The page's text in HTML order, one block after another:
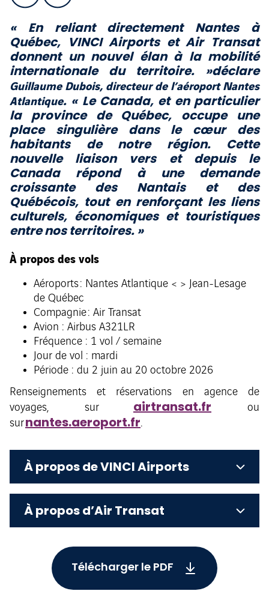
« En reliant directement Nantes à
Québec, VINCI Airports et Air Transat
donnent un nouvel élan à la mobilité
internationale du territoire. »déclare
Guillaume Dubois, directeur de l’aéroport Nantes
Atlantique. «Le Canada, et en particulier
la province de Québec, occupe une
place singulière dans le cœur des
habitants de notre région. Cette
nouvelle liaison vers et depuis le
Canada répond à une demande
croissante des Nantais et des
Québécois, tout en renforçant les liens
culturels, économiques et touristiques
entre nos territoires. »
À propos des vols
Aéroports : Nantes Atlantique < > Jean-Lesage
de Québec
Compagnie : Air Transat
Avion : Airbus A321LR
Fréquence : 1 vol / semaine
Jour de vol : mardi
Période : du 2 juin au 20 octobre 2026
Renseignements et réservations en agence de
voyages, sur airtransat.fr ou
surnantes.aeroport.fr.
À propos de VINCI Airports
À propos d’Air Transat
Télécharger le PDF